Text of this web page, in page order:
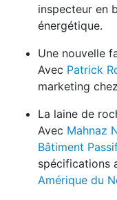
inspecteur en
énergétique.
Une nouvelle
Avec Patrick
marketing chez
La laine de
Avec Mahnaz
Bâtiment
spécifications
Amérique du